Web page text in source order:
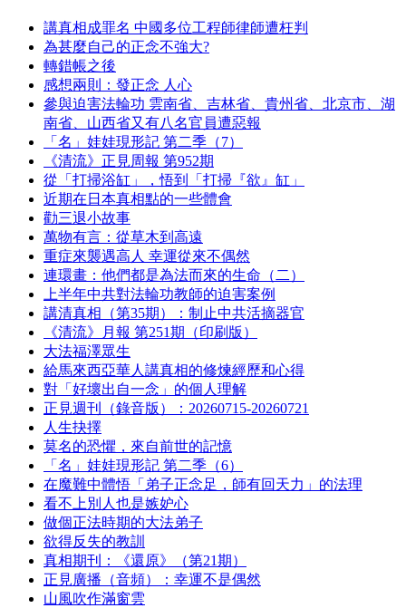
講真相成罪名 中國多位工程師律師遭枉判
為甚麼自己的正念不強大?
轉錯帳之後
感想兩則：發正念 人心
參與迫害法輪功 雲南省、吉林省、貴州省、北京市、湖
南省、山西省又有八名官員遭惡報
「名」娃娃現形記 第二季（7）
《清流》正見周報 第952期
從「打掃浴缸」，悟到「打掃『欲』缸」
近期在日本真相點的一些體會
勸三退小故事
萬物有言：從草木到高遠
重症來襲遇高人 幸運從來不偶然
連環畫：他們都是為法而來的生命（二）
上半年中共對法輪功教師的迫害案例
講清真相（第35期）：制止中共活摘器官
《清流》月報 第251期（印刷版）
大法福澤眾生
給馬來西亞華人講真相的修煉經歷和心得
對「好壞出自一念」的個人理解
正見週刊（錄音版）：20260715-20260721
人生抉擇
莫名的恐懼，來自前世的記憶
「名」娃娃現形記 第二季（6）
在魔難中體悟「弟子正念足，師有回天力」的法理
看不上別人也是嫉妒心
做個正法時期的大法弟子
欲得反失的教訓
真相期刊：《還原》（第21期）
正見廣播（音頻）：幸運不是偶然
山風吹作滿窗雲